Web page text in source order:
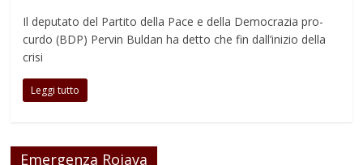
Il deputato del Partito della Pace e della Democrazia pro-
curdo (BDP) Pervin Buldan ha detto che fin dall’inizio della
crisi
Leggi tutto
Emergenza Rojava